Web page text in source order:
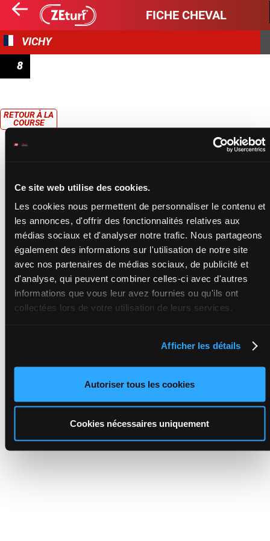
Ce site web utilise des cookies.
Les cookies nous permettent de personnaliser le contenu et
les annonces, d'offrir des fonctionnalités relatives aux
médias sociaux et d'analyser notre trafic. Nous partageons
également des informations sur l'utilisation de notre site
avec nos partenaires de médias sociaux, de publicité et
d'analyse, qui peuvent combiner celles-ci avec d'autres
informations que vous leur avez fournies ou qu'ils ont
collectées lors de votre utilisation de leurs services.
Afficher les détails
Autoriser tous les cookies
Cookies nécessaires uniquement
FICHE CHEVAL
VICHY
8
RETOUR À LA
COURSE